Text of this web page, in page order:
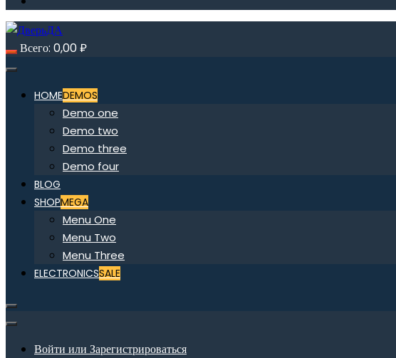
Всего: 0,00₽
HOMEDEMOS
Demo one
Demo two
Demo three
Demo four
BLOG
SHOPMEGA
Menu One
Menu Two
Menu Three
ELECTRONICSSALE
Войти или Зарегистрироваться